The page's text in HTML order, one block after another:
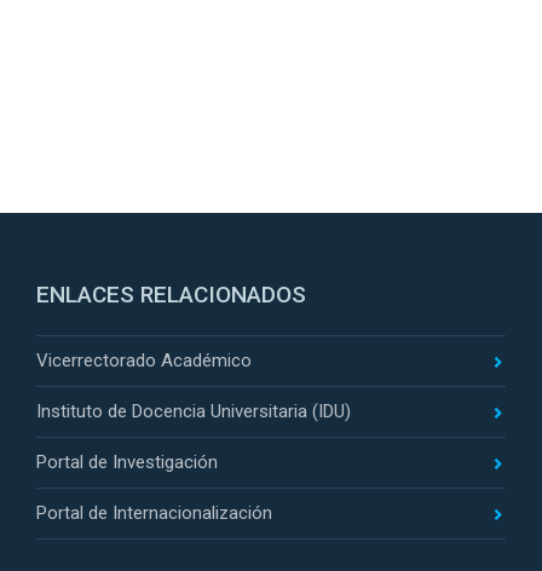
ENLACES RELACIONADOS
Vicerrectorado Académico
Instituto de Docencia Universitaria (IDU)
Portal de Investigación
Portal de Internacionalización